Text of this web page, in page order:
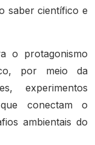
saber científico e
o protagonismo
por meio da
experimentos
conectam o
ambientais do